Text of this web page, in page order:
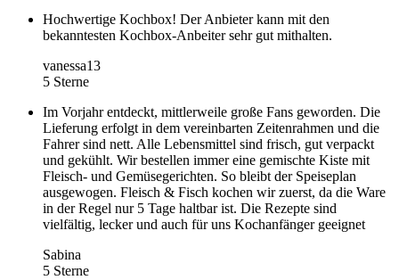
Hochwertige Kochbox! Der Anbieter kann mit den
bekanntesten Kochbox-Anbeiter sehr gut mithalten.
vanessa13
5 Sterne
Im Vorjahr entdeckt, mittlerweile große Fans geworden. Die
Lieferung erfolgt in dem vereinbarten Zeitenrahmen und die
Fahrer sind nett. Alle Lebensmittel sind frisch, gut verpackt
und gekühlt. Wir bestellen immer eine gemischte Kiste mit
Fleisch- und Gemüsegerichten. So bleibt der Speiseplan
ausgewogen. Fleisch & Fisch kochen wir zuerst, da die Ware
in der Regel nur 5 Tage haltbar ist. Die Rezepte sind
vielfältig, lecker und auch für uns Kochanfänger geeignet
Sabina
5 Sterne